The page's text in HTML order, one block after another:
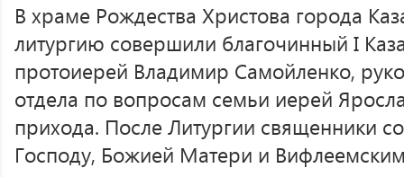
В храме Рождества Христова города
литургию совершили благочинный I
протоиерей Владимир Самойленко,
отдела по вопросам семьи иерей
прихода. После Литургии священники
Господу, Божией Матери и